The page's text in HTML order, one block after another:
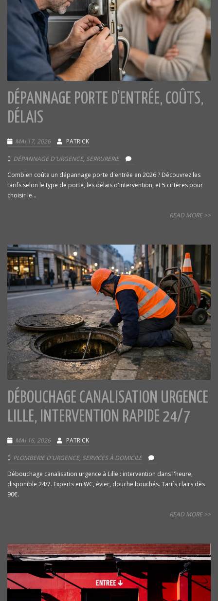
DÉPANNAGE PORTE D’ENTRÉE, COÛTS,
DÉLAIS
MAI 17, 2026 PATRICK
DÉPANNAGE D'URGENCE, SERRURERIE
Combien coûte un dépannage porte d'entrée en 2026 ? Découvrez les
tarifs selon le type de porte, les délais d'intervention, et 5 critères pour
choisir le...
READ MORE >>
DÉBOUCHAGE CANALISATION URGENCE
LILLE, INTERVENTION RAPIDE 24/7
MAI 16, 2026 PATRICK
PLOMBERIE D'URGENCE, SERVICES À DOMICILE
Débouchage canalisation urgence à Lille : intervention dans l'heure,
disponible 24/7. Experts en WC, évier, douche bouchés. Tarifs clairs dès
90€.
READ MORE >>